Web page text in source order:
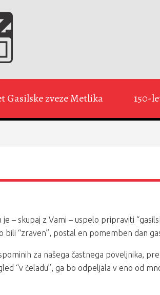
Gasilske zveze Metlika 150-
– skupaj z Vami – uspelo pripraviti
“zraven”, postal en pomemben dan
za našega častnega poveljnika,
“v čeladu”, ga bo odpeljala v eno od